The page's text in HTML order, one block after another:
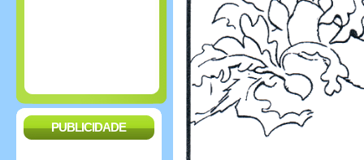
PUBLICIDADE